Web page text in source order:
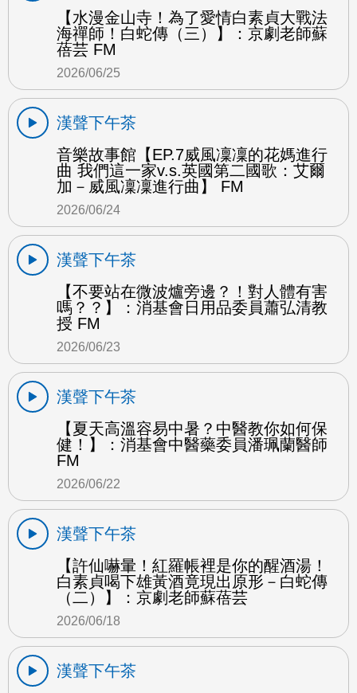
【水漫金山寺！為了愛情白素貞大戰法
海禪師！白蛇傳（三）】：京劇老師蘇
蓓芸 FM
2026/06/25
漢聲下午茶
音樂故事館【EP.7威風凜凜的花媽進行
曲 我們這一家v.s.英國第二國歌：艾爾
加－威風凜凜進行曲】 FM
2026/06/24
漢聲下午茶
【不要站在微波爐旁邊？！對人體有害
嗎？？】：消基會日用品委員蕭弘清教
授 FM
2026/06/23
漢聲下午茶
【夏天高溫容易中暑？中醫教你如何保
健！】：消基會中醫藥委員潘珮蘭醫師
FM
2026/06/22
漢聲下午茶
【許仙嚇暈！紅羅帳裡是你的醒酒湯！
白素貞喝下雄黃酒竟現出原形－白蛇傳
（二）】：京劇老師蘇蓓芸
2026/06/18
漢聲下午茶